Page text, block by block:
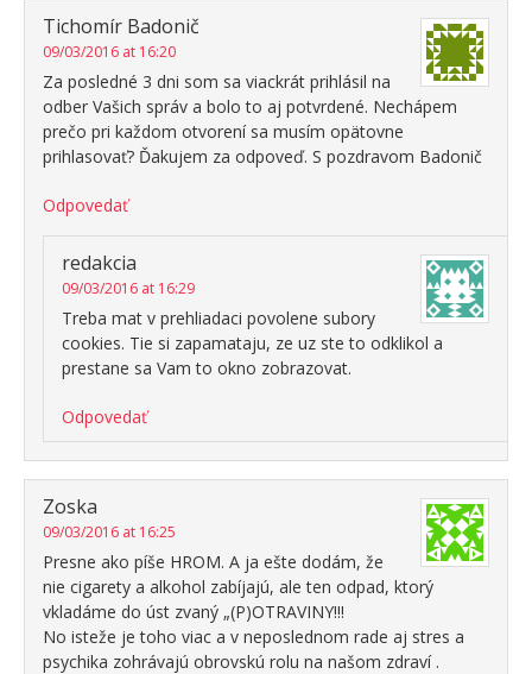
Tichomír Badonič
09/03/2016 at 16:20
Za posledné 3 dni som sa viackrát prihlásil na
odber Vašich správ a bolo to aj potvrdené. Nechápem
prečo pri každom otvorení sa musím opätovne
prihlasovať? Ďakujem za odpoveď. S pozdravom Badonič
Odpovedať
redakcia
09/03/2016 at 16:29
Treba mat v prehliadaci povolene subory
cookies. Tie si zapamataju, ze uz ste to odklikol a
prestane sa Vam to okno zobrazovat.
Odpovedať
Zoska
09/03/2016 at 16:25
Presne ako píše HROM. A ja ešte dodám, že
nie cigarety a alkohol zabíjajú, ale ten odpad, ktorý
vkladáme do úst zvaný „(P)OTRAVINY!!!
No isteže je toho viac a v neposlednom rade aj stres a
psychika zohrávajú obrovskú rolu na našom zdraví .